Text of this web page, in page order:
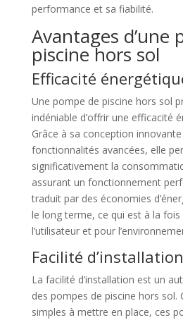
performance et sa fiabilité.
Avantages d’une
piscine hors sol
Efficacité
Une pompe de piscine hors sol
indéniable d’offrir une efficacité
Grâce à sa conception
fonctionnalités avancées, elle
significativement la
assurant un fonctionnement
traduit par des économies
le long terme, ce qui est à la
l’utilisateur et pour
Facilité d’installation
La facilité d’installation est un
des pompes de piscine hors sol.
simples à mettre en place, ces